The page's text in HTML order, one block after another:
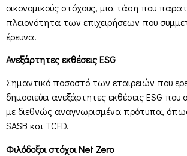
οικονομικούς στόχους, μια τάση που
πλειονότητα των επιχειρήσεων που
έρευνα.
Ανεξάρτητες εκθέσεις ESG
Σημαντικό ποσοστό των εταιρειών που
δημοσιεύει ανεξάρτητες εκθέσεις ESG
με διεθνώς αναγνωρισμένα πρότυπα,
SASB και TCFD.
Φιλόδοξοι στόχοι Net Zero